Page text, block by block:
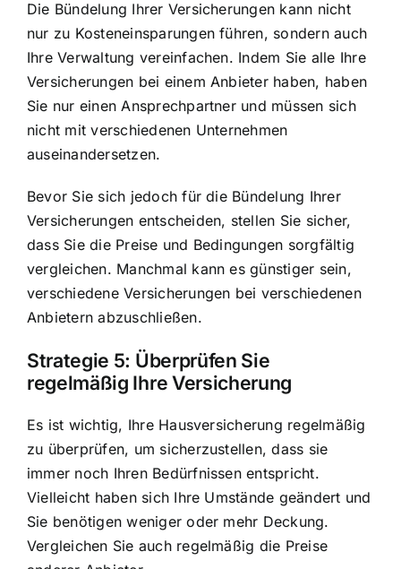
Die Bündelung Ihrer Versicherungen kann nicht
nur zu Kosteneinsparungen führen, sondern auch
Ihre Verwaltung vereinfachen. Indem Sie alle Ihre
Versicherungen bei einem Anbieter haben, haben
Sie nur einen Ansprechpartner und müssen sich
nicht mit verschiedenen Unternehmen
auseinandersetzen.
Bevor Sie sich jedoch für die Bündelung Ihrer
Versicherungen entscheiden, stellen Sie sicher,
dass Sie die Preise und Bedingungen sorgfältig
vergleichen. Manchmal kann es günstiger sein,
verschiedene Versicherungen bei verschiedenen
Anbietern abzuschließen.
Strategie 5: Überprüfen Sie
regelmäßig Ihre Versicherung
Es ist wichtig, Ihre Hausversicherung regelmäßig
zu überprüfen, um sicherzustellen, dass sie
immer noch Ihren Bedürfnissen entspricht.
Vielleicht haben sich Ihre Umstände geändert und
Sie benötigen weniger oder mehr Deckung.
Vergleichen Sie auch regelmäßig die Preise